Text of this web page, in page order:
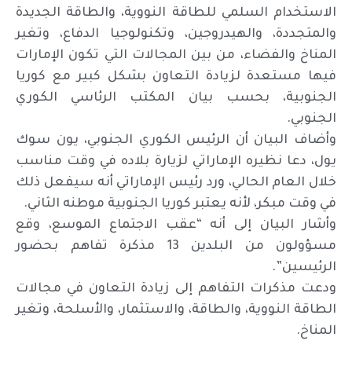
الاستخدام السلمي للطاقة النووية، والطاقة الجديدة
والمتجددة، والهيدروجين، وتكنولوجيا الدفاع، وتغير
المناخ والفضاء، من بين المجالات التي تكون الإمارات
فيها مستعدة لزيادة التعاون بشكل كبير مع كوريا
الجنوبية، بحسب بيان المكتب الرئاسي الكوري
الجنوبي.
وأضاف البيان أن الرئيس الكوري الجنوبي، يون سوك
يول، دعا نظيره الإماراتي لزيارة بلاده في وقت مناسب
خلال العام الحالي، ورد رئيس الإماراتي أنه سيفعل ذلك
في وقت مبكر، لأنه يعتبر كوريا الجنوبية موطنه الثاني.
وأشار البيان إلى أنه “عقب الاجتماع الموسع، وقع
مسؤولون من البلدين 13 مذكرة تفاهم بحضور
الرئيسين”.
ودعت مذكرات التفاهم إلى زيادة التعاون في مجالات
الطاقة النووية، والطاقة، والاستثمار، والأسلحة، وتغير
المناخ.